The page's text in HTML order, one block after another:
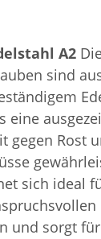
A2
sind
eine
gegen Rost
sich ideal
und sorgt